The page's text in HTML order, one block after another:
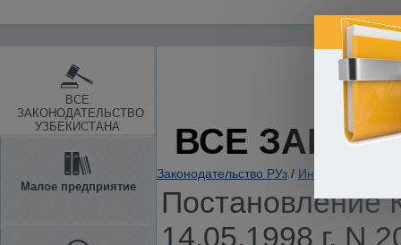
ВСЕ
ЗАКОНОДАТЕЛЬСТВО
УЗБЕКИСТАНА
Малое предприятие
ВСЕ
Законодательство РУз / Информация.
Постановление
14.05.1998 г. N